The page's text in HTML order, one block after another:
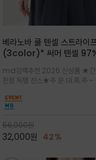
베라노바 쿨 텐셀 스트라이
(3color)* 써머 텐셀
소재
md강력추천 2026 신상품 ★간
한정 득템 찬스★주.문.대.폭.주 -
있는 드롭숄더와 7부 소매가 더해
자연스럽게 커버해주는 아이템/얇
치감으로 편안
56,000원
32,000원 42%